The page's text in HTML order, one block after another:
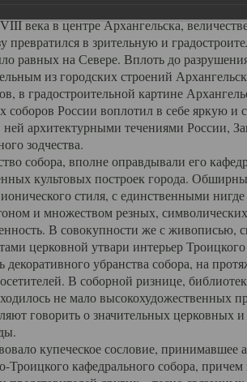
центре Архангельска,
превратился в зрительную и
равных на Севере. Вплоть до
из городских строений
в градостроительной картине
России воплотил в себе яркую и
архитектурными течениями России,
зодчества.
собора, вполне оправдывали его
культовых построек города.
стиля, с единственными
и множеством резных,
В совокупности же с живописью,
церковной утвари интерьер Троицкого
убранства собора, на
В соборной ризнице,
не мало высокохудожественных
говорить о значительных церковных
купеческое сословие, принимавшее
Троицкого кафедрального собора, причем